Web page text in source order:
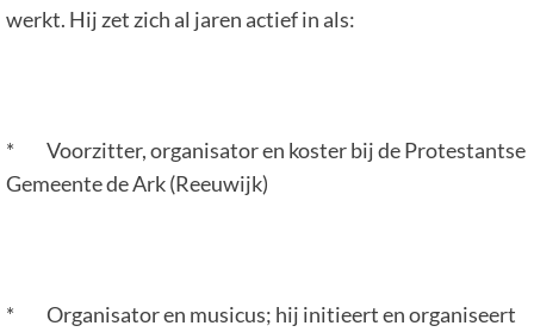
werkt. Hij zet zich al jaren actief in als:
* Voorzitter, organisator en koster bij de Protestantse
Gemeente de Ark (Reeuwijk)
* Organisator en musicus; hij initieert en organiseert